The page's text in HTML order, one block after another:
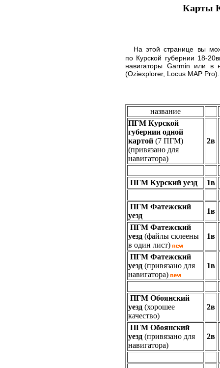
Карты
На этой странице вы
по Курской губернии 18-
навигаторы Garmin или в
(Oziexplorer, Locus MAP Pro).
название
ПГМ Курской
губернии одной
картой (7 ПГМ)
(привязано для
навигатора)
2в
ПГМ Курский уезд 1в
ПГМ Фатежский
уезд
1в
ПГМ Фатежский
уезд (файлы склеены
в один лист)
1в
ПГМ Фатежский
уезд (привязано для
навигатора)
1в
ПГМ Обоянский
уезд (хорошее
качество)
2в
ПГМ Обоянский
уезд (привязано для
навигатора)
2в